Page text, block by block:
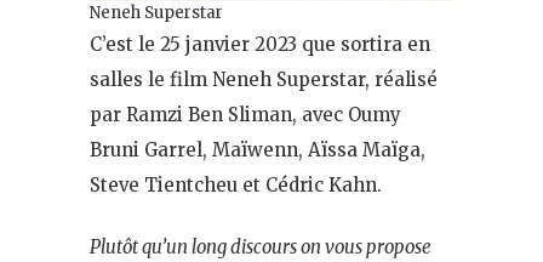
Neneh Superstar
C’est le 25 janvier 2023 que sortira en
salles le film Neneh Superstar, réalisé
par Ramzi Ben Sliman, avec Oumy
Bruni Garrel, Maïwenn, Aïssa Maïga,
Steve Tientcheu et Cédric Kahn.
Plutôt qu’un long discours on vous propose